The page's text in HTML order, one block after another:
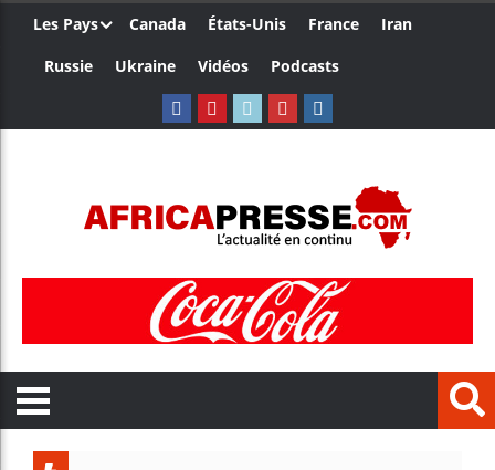
Les Pays Canada États-Unis France
Iran
Russie
Ukraine Vidéos Podcasts